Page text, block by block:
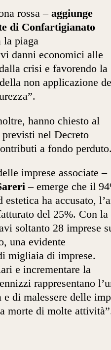
rossa – aggiunge
di Confartigianato
la piaga
danni economici alle
crisi e favorendo la
non applicazione
hanno chiesto al
nel Decreto
a fondo perduto.
imprese associate –
– emerge che il
ha accusato,
del 25%. Con la
soltanto 28 imprese
una evidente
migliaia di imprese.
e incrementare la
rappresentano
di malessere delle
morte di molte